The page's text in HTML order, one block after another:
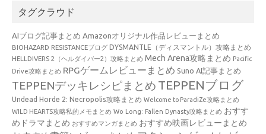
タグクラウド
AIブログ記事まとめ Amazonオリジナル作品レビューまとめ
BIOHAZARD RESISTANCEブログ DYSMANTLE（ディスマントル）攻略まとめ
HELLDIVERS 2（ヘルダイバー2）攻略まとめ Mech Arena攻略まとめ Pacific
Drive攻略まとめ RPGゲームレビューまとめ Suno AI記事まとめ
TEPPENデッキレシピまとめ TEPPENブログ
Undead Horde 2: Necropolis攻略まとめ Welcome to ParadiZe攻略まとめ
WILD HEARTS攻略私的メモまとめ Wo Long: Fallen Dynasty攻略まとめ おすす
めドラマまとめ おすすめマンガまとめ おすすめ映画レビューまとめ